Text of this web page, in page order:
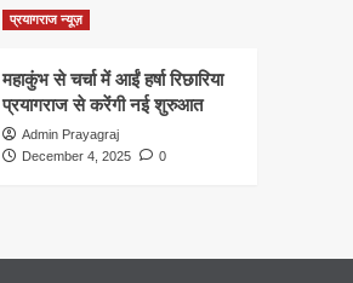
प्रयागराज न्यूज़
महाकुंभ से चर्चा में आईं हर्षा रिछारिया
प्रयागराज से करेंगी नई शुरुआत
Admin Prayagraj
December 4, 2025
0